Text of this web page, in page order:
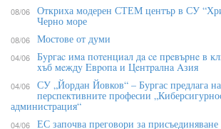
08/06 Откриха модерен СТЕМ център в СУ
Черно море
08/06 Мостове от думи
04/06 Бypгac имa пoтeнциaл дa ce пpeвъpнe в
xъб мeждy Eвpoпa и Цeнтpaлнa Aзия
04/06 СУ „Йордан Йовков“ – Бургас предлага
перспективните професии
администрация“
04/06 ЕС започва преговори за